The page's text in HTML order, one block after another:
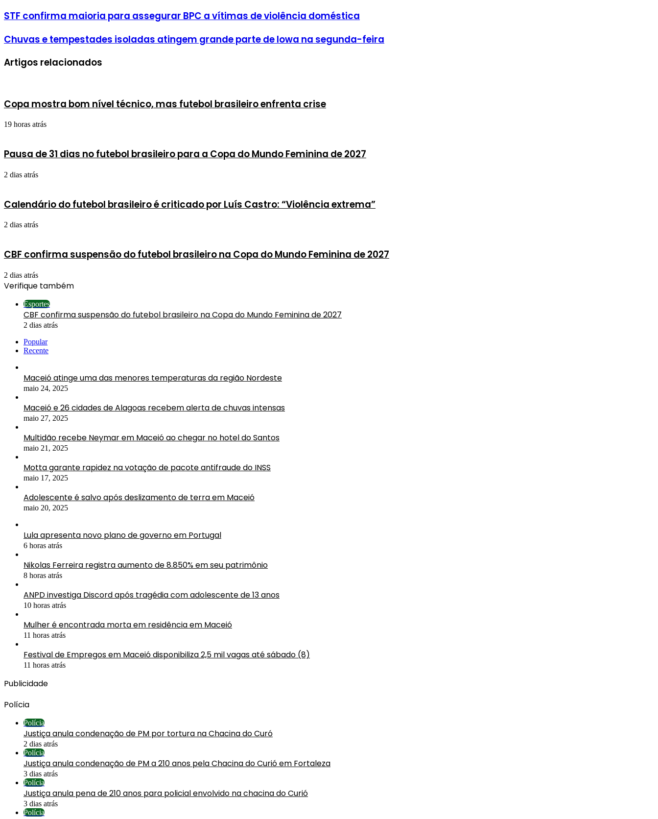
STF confirma maioria para assegurar BPC a vítimas de violência doméstica
Chuvas e tempestades isoladas atingem grande parte de Iowa na segunda-feira
Artigos relacionados
Copa mostra bom nível técnico, mas futebol brasileiro enfrenta crise
19 horas atrás
Pausa de 31 dias no futebol brasileiro para a Copa do Mundo Feminina de 2027
2 dias atrás
Calendário do futebol brasileiro é criticado por Luís Castro: “Violência extrema”
2 dias atrás
CBF confirma suspensão do futebol brasileiro na Copa do Mundo Feminina de 2027
2 dias atrás
Verifique também
Esportes
CBF confirma suspensão do futebol brasileiro na Copa do Mundo Feminina de 2027
2 dias atrás
Popular
Recente
Maceió atinge uma das menores temperaturas da região Nordeste
maio 24, 2025
Maceió e 26 cidades de Alagoas recebem alerta de chuvas intensas
maio 27, 2025
Multidão recebe Neymar em Maceió ao chegar no hotel do Santos
maio 21, 2025
Motta garante rapidez na votação de pacote antifraude do INSS
maio 17, 2025
Adolescente é salvo após deslizamento de terra em Maceió
maio 20, 2025
Lula apresenta novo plano de governo em Portugal
6 horas atrás
Nikolas Ferreira registra aumento de 8.850% em seu patrimônio
8 horas atrás
ANPD investiga Discord após tragédia com adolescente de 13 anos
10 horas atrás
Mulher é encontrada morta em residência em Maceió
11 horas atrás
Festival de Empregos em Maceió disponibiliza 2,5 mil vagas até sábado (8)
11 horas atrás
Publicidade
Polícia
Polícia
Justiça anula condenação de PM por tortura na Chacina do Curó
2 dias atrás
Polícia
Justiça anula condenação de PM a 210 anos pela Chacina do Curió em Fortaleza
3 dias atrás
Polícia
Justiça anula pena de 210 anos para policial envolvido na chacina do Curió
3 dias atrás
Polícia